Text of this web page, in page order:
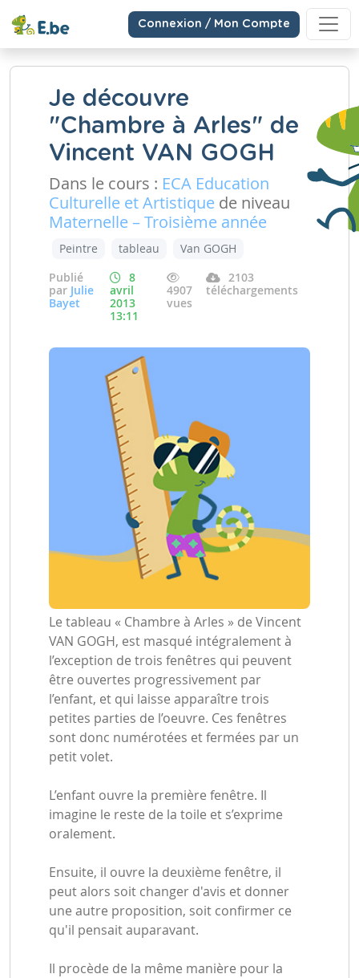
Connexion / Mon Compte
Je découvre
"Chambre à Arles" de
Vincent VAN GOGH
Dans le cours : ECA Education
Culturelle et Artistique de niveau
Maternelle – Troisième année
Peintre tableau
Van GOGH
Publié
par Julie
Bayet
8
avril
2013
13:11
4907
vues
2103
téléchargements
Le tableau « Chambre à Arles » de Vincent
VAN GOGH, est masqué intégralement à
l’exception de trois fenêtres qui peuvent
être ouvertes progressivement par
l’enfant, et qui laisse apparaître trois
petites parties de l’oeuvre. Ces fenêtres
sont donc numérotées et fermées par un
petit volet.
L’enfant ouvre la première fenêtre. Il
imagine le reste de la toile et s’exprime
oralement.
Ensuite, il ouvre la deuxième fenêtre, il
peut alors soit changer d'avis et donner
une autre proposition, soit confirmer ce
qu'il pensait auparavant.
Il procède de la même manière pour la